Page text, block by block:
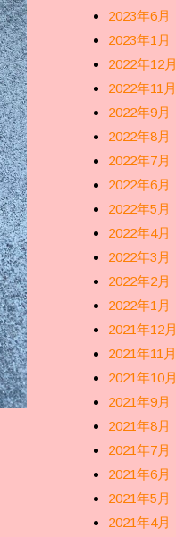
2023年6月
2023年1月
2022年12月
2022年11月
2022年9月
2022年8月
2022年7月
2022年6月
2022年5月
2022年4月
2022年3月
2022年2月
2022年1月
2021年12月
2021年11月
2021年10月
2021年9月
2021年8月
2021年7月
2021年6月
2021年5月
2021年4月